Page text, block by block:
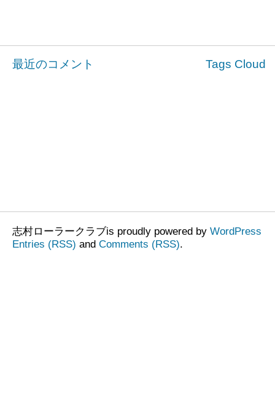
最近のコメント Tags Cloud
志村ローラークラブis proudly powered by WordPress
Entries (RSS) and Comments (RSS).